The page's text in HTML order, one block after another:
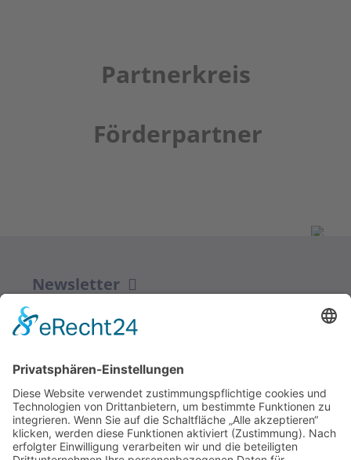
Partnerkreis
Förderpartner
Newsletter
ZUR ANMELDUNG
Redaktion bbkult.net
Centrum Bavaria Bohemia (CeBB)
Dr. Veronika Hofinger
Freyung 1, 92539 Schönsee